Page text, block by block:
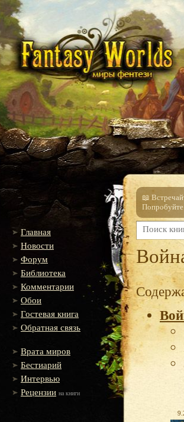
Главная
Новости
Форум
Библиотека
Комментарии
Обои
Гостевая книга
Обратная связь
Врата миров
Бестиарий
Интервью
Рецензии на книги
📖